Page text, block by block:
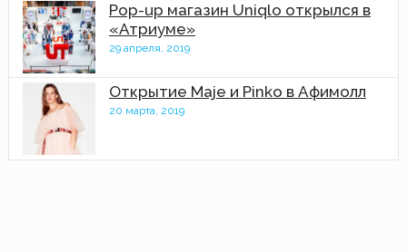
Pop-up магазин Uniqlo открылся в
«Атриуме»
29 апреля, 2019
Открытие Maje и Pinko в Афимолл
20 марта, 2019